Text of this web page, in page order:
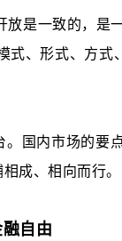
是一致的，
、形式、方
。国内市场的
成、相向而行。
自由